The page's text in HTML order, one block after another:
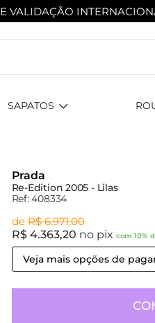
Entre
E VALIDAÇÃO
SAPATOS
Prada
Re-Edition 2005 - Lilas
Ref: 408334
deR$ 6.971,00
R$ 4.363,20 no pix com 10%
Veja mais opções de